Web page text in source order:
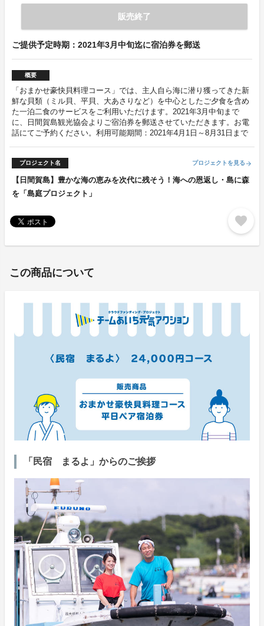
販売終了
ご提供予定時期：2021年3月中旬迄に宿泊券を郵送
概要
「おまかせ豪快貝料理コース」では、主人自ら海に潜り獲ってきた新
鮮な貝類（ミル貝、平貝、大あさりなど）を中心としたご夕食を含め
た一泊二食のサービスをご利用いただけます。2021年3月中旬まで
に、日間賀島観光協会よりご宿泊券を郵送させていただきます。お電
話にてご予約ください。利用可能期間：2021年4月1日～8月31日まで
プロジェクト名 プロジェクトを見る arrow_forward
【日間賀島】豊かな海の恵みを次代に残そう！海への恩返し・島に森
を「島庭プロジェクト」
favorite
この商品について
「民宿 まるよ」からのご挨拶